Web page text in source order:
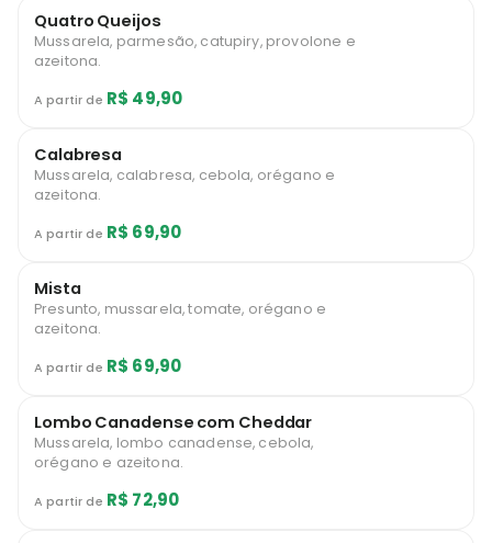
Quatro Queijos
Mussarela, parmesão, catupiry, provolone e
azeitona.
A partir de R$ 49,90
Calabresa
Mussarela, calabresa, cebola, orégano e
azeitona.
A partir de R$ 69,90
Mista
Presunto, mussarela, tomate, orégano e
azeitona.
A partir de R$ 69,90
Lombo Canadense com Cheddar
Mussarela, lombo canadense, cebola,
orégano e azeitona.
A partir de R$ 72,90